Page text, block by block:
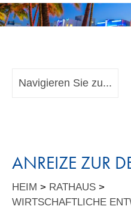
ANREIZE ZUR
HEIM > RATHAUS >
WIRTSCHAFTLICHE
Navigieren Sie zu...